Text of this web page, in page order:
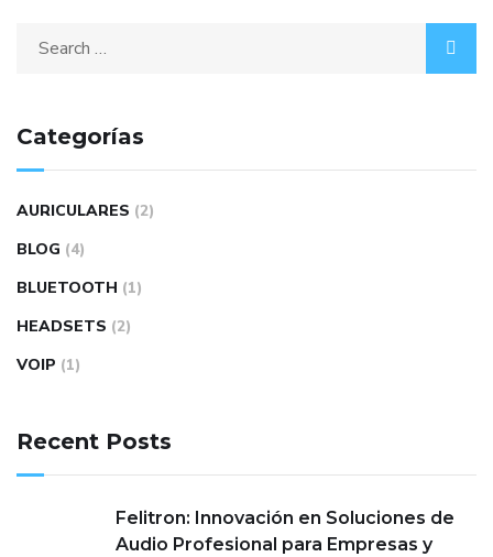
Categorías
AURICULARES (2)
BLOG (4)
BLUETOOTH (1)
HEADSETS (2)
VOIP (1)
Recent Posts
Felitron: Innovación en Soluciones de
Audio Profesional para Empresas y